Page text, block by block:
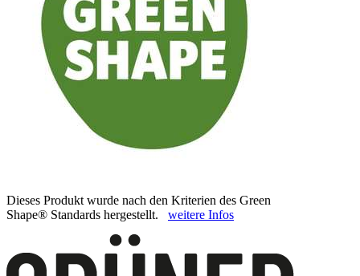
Dieses Produkt wurde nach den Kriterien des Green
Shape® Standards hergestellt. weitere Infos